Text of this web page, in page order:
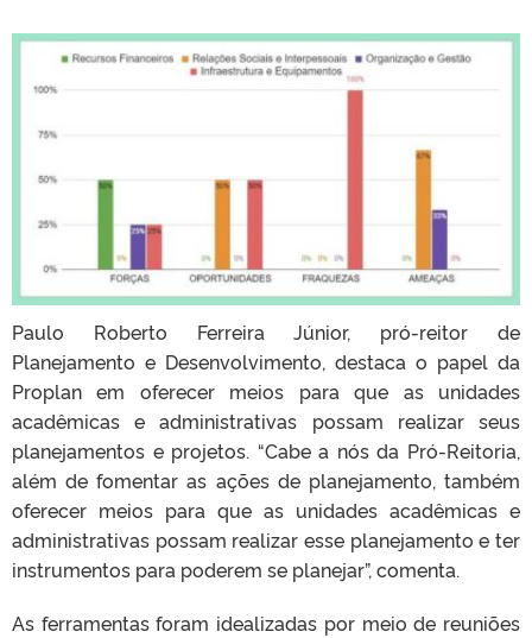
Paulo Roberto Ferreira Júnior, pró-reitor de
Planejamento e Desenvolvimento, destaca o papel da
Proplan em oferecer meios para que as unidades
acadêmicas e administrativas possam realizar seus
planejamentos e projetos. “Cabe a nós da Pró-Reitoria,
além de fomentar as ações de planejamento, também
oferecer meios para que as unidades acadêmicas e
administrativas possam realizar esse planejamento e ter
instrumentos para poderem se planejar”, comenta.
As ferramentas foram idealizadas por meio de reuniões